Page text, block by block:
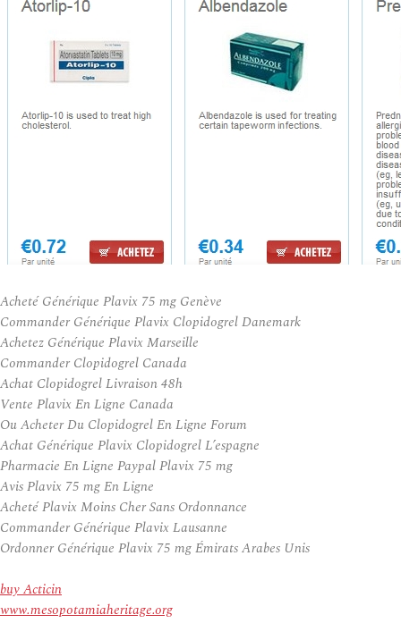
Acheté Générique Plavix 75 mg Genève
Commander Générique Plavix Clopidogrel Danemark
Achetez Générique Plavix Marseille
Commander Clopidogrel Canada
Achat Clopidogrel Livraison 48h
Vente Plavix En Ligne Canada
Ou Acheter Du Clopidogrel En Ligne Forum
Achat Générique Plavix Clopidogrel L’espagne
Pharmacie En Ligne Paypal Plavix 75 mg
Avis Plavix 75 mg En Ligne
Acheté Plavix Moins Cher Sans Ordonnance
Commander Générique Plavix Lausanne
Ordonner Générique Plavix 75 mg Émirats Arabes Unis
buy Acticin
www.mesopotamiaheritage.org